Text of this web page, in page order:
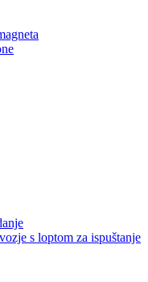
s loptom za ispuštanje